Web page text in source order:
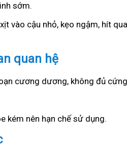
sớm.
vào cậu nhỏ, kẹo ngậm, hít
quan hệ
cương dương, không đủ
kém nên hạn chế sử dụng.